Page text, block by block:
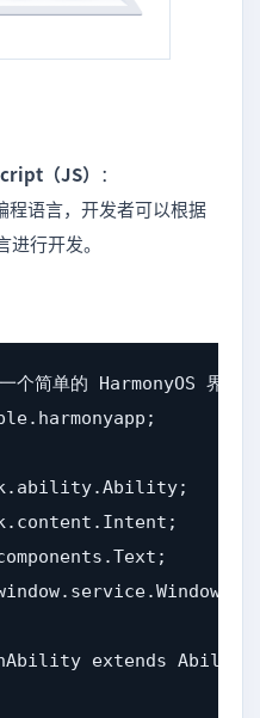
（JS） ：
程语言，开发者可以根据
行开发。
个简单的 HarmonyOS 界面
extends Ability